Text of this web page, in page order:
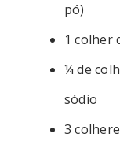
pó)
1 colher
¼ de
sódio
3